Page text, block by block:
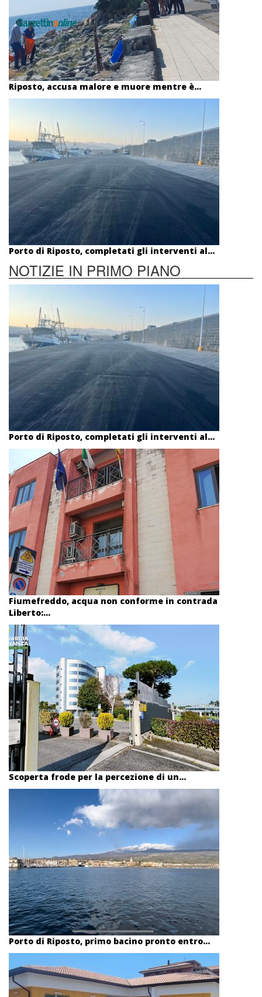
Riposto, accusa malore e muore mentre è...
Porto di Riposto, completati gli interventi al...
NOTIZIE IN PRIMO PIANO
Porto di Riposto, completati gli interventi al...
Fiumefreddo, acqua non conforme in contrada
Liberto:...
Scoperta frode per la percezione di un...
Porto di Riposto, primo bacino pronto entro...